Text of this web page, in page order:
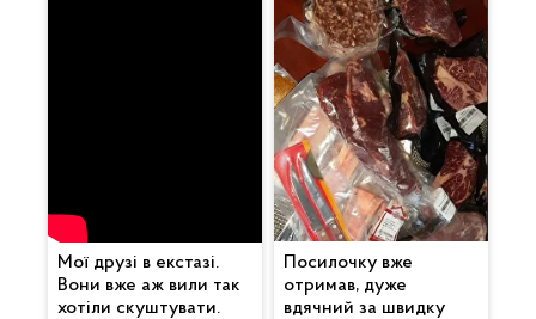
Мої друзі в екстазі.
Вони вже аж вили так
хотіли скуштувати.
Посилочку вже
отримав, дуже
вдячний за швидку